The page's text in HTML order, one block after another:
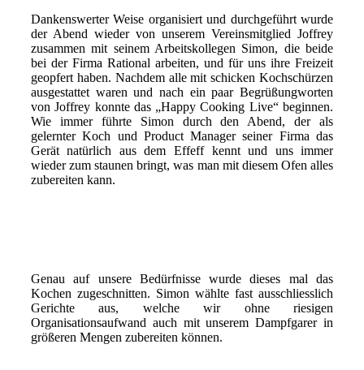
Dankenswerter Weise organisiert und durchgeführt wurde
der Abend wieder von unserem Vereinsmitglied Joffrey
zusammen mit seinem Arbeitskollegen Simon, die beide
bei der Firma Rational arbeiten, und für uns ihre Freizeit
geopfert haben. Nachdem alle mit schicken Kochschürzen
ausgestattet waren und nach ein paar Begrüßungworten
von Joffrey konnte das „Happy Cooking Live“ beginnen.
Wie immer führte Simon durch den Abend, der als
gelernter Koch und Product Manager seiner Firma das
Gerät natürlich aus dem Effeff kennt und uns immer
wieder zum staunen bringt, was man mit diesem Ofen alles
zubereiten kann.
Genau auf unsere Bedürfnisse wurde dieses mal das
Kochen zugeschnitten. Simon wählte fast ausschliesslich
Gerichte aus, welche wir ohne riesigen
Organisationsaufwand auch mit unserem Dampfgarer in
größeren Mengen zubereiten können.